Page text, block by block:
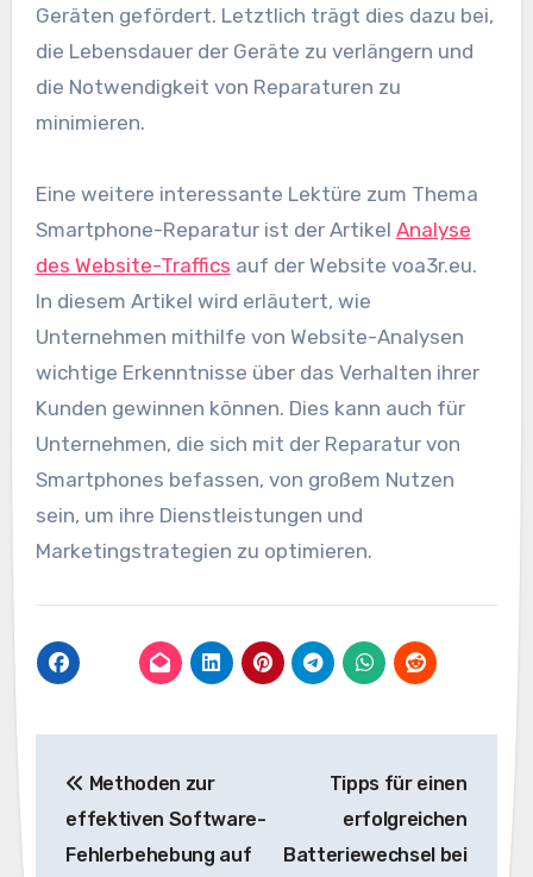
Geräten gefördert. Letztlich trägt dies dazu bei,
die Lebensdauer der Geräte zu verlängern und
die Notwendigkeit von Reparaturen zu
minimieren.
Eine weitere interessante Lektüre zum Thema
Smartphone-Reparatur ist der Artikel Analyse
des Website-Traffics auf der Website voa3r.eu.
In diesem Artikel wird erläutert, wie
Unternehmen mithilfe von Website-Analysen
wichtige Erkenntnisse über das Verhalten ihrer
Kunden gewinnen können. Dies kann auch für
Unternehmen, die sich mit der Reparatur von
Smartphones befassen, von großem Nutzen
sein, um ihre Dienstleistungen und
Marketingstrategien zu optimieren.
Methoden zur
effektiven Software-
Fehlerbehebung auf
Tipps für einen
erfolgreichen
Batteriewechsel bei